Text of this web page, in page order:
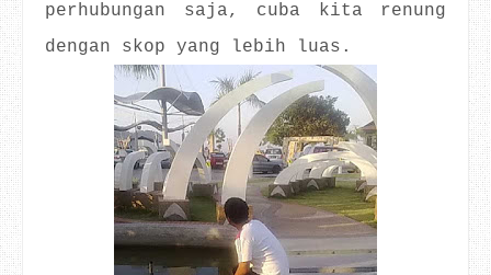
perhubungan saja, cuba kita renung
dengan skop yang lebih luas.